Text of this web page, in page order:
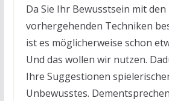
Da Sie Ihr Bewusstsein mit den
vorhergehenden Techniken
ist es möglicherweise schon
Und das wollen wir nutzen.
Ihre Suggestionen
Unbewusstes.